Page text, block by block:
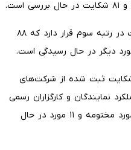
رشته بدنه اتومبیل نیز با ۱۰۹ شکایت در رتبه سوم قرار دارد که ۸۸
گزارش می‌افزاید، از مجموع ۹۱۸ شکایت ثبت شده از شرکت‌های
به عملکرد نمایندگان و کارگزاران رسمی
شرکت‌های بیمه بوده که تعداد ۲۵ مورد مختومه و ۱۱ مورد در حال